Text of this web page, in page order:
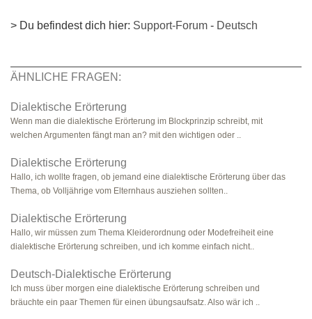
> Du befindest dich hier: Support-Forum - Deutsch
ÄHNLICHE FRAGEN:
Dialektische Erörterung
Wenn man die dialektische Erörterung im Blockprinzip schreibt, mit
welchen Argumenten fängt man an? mit den wichtigen oder ..
Dialektische Erörterung
Hallo, ich wollte fragen, ob jemand eine dialektische Erörterung über das
Thema, ob Volljährige vom Elternhaus ausziehen sollten..
Dialektische Erörterung
Hallo, wir müssen zum Thema Kleiderordnung oder Modefreiheit eine
dialektische Erörterung schreiben, und ich komme einfach nicht..
Deutsch-Dialektische Erörterung
Ich muss über morgen eine dialektische Erörterung schreiben und
bräuchte ein paar Themen für einen übungsaufsatz. Also wär ich ..